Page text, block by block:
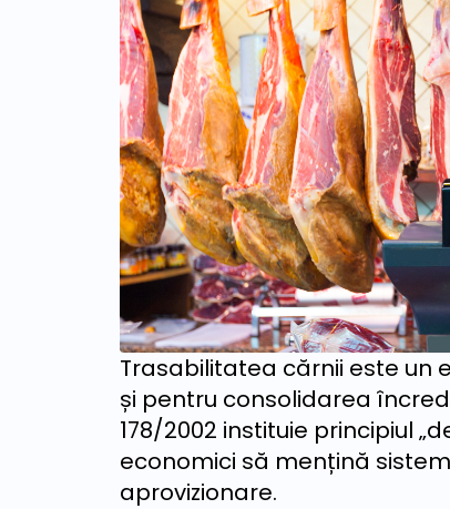
Trasabilitatea cărnii este un
și pentru consolidarea
178/2002 instituie principiul
economici să mențină
aprovizionare.